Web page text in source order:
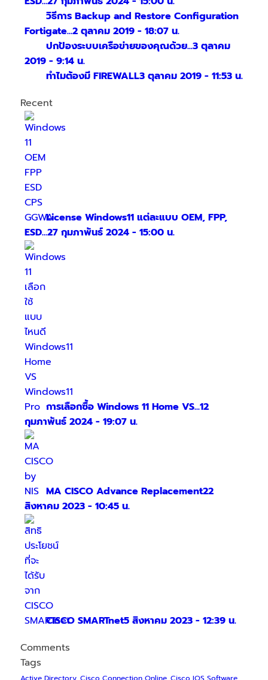
วิธีการ Backup and Restore Configuration
Fortigate...2 ตุลาคม 2019 - 18:07 น.
ปกป้องระบบเครือข่ายของคุณด้วย...3 ตุลาคม
2019 - 9:14 น.
ทำไมต้องมี FIREWALL3 ตุลาคม 2019 - 11:53 น.
Recent
License Windows11 แต่ละแบบ OEM, FPP,
ESD...27 กุมภาพันธ์ 2024 - 15:00 น.
การเลือกซื้อ Windows 11 Home VS...12
กุมภาพันธ์ 2024 - 19:07 น.
MA CISCO Advance Replacement22
สิงหาคม 2023 - 10:45 น.
CISCO SMARTnet5 สิงหาคม 2023 - 12:39 น.
Comments
Tags